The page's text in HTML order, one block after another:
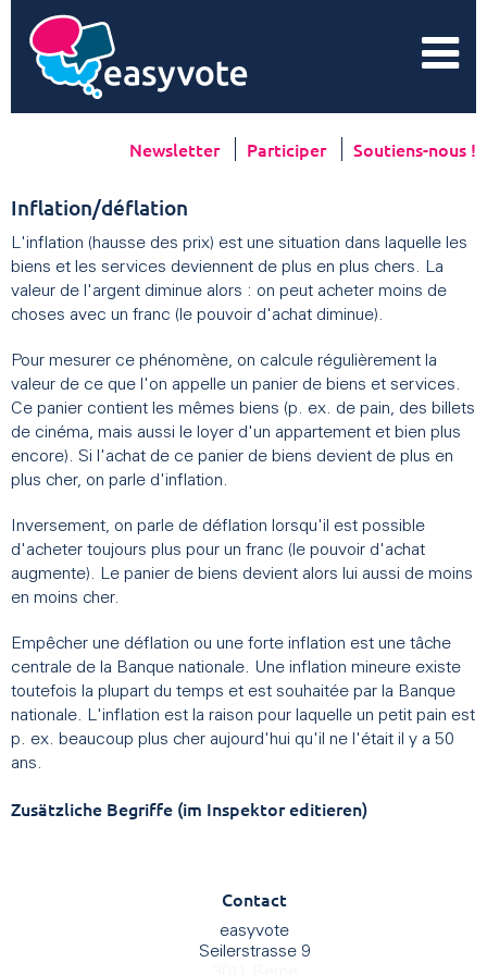
Newsletter Participer Soutiens-nous !
Inflation/déflation
L'inflation (hausse des prix) est une situation dans laquelle les
biens et les services deviennent de plus en plus chers. La
valeur de l'argent diminue alors : on peut acheter moins de
choses avec un franc (le pouvoir d'achat diminue).
Pour mesurer ce phénomène, on calcule régulièrement la
valeur de ce que l'on appelle un panier de biens et services.
Ce panier contient les mêmes biens (p. ex. de pain, des billets
de cinéma, mais aussi le loyer d'un appartement et bien plus
encore). Si l'achat de ce panier de biens devient de plus en
plus cher, on parle d'inflation.
Inversement, on parle de déflation lorsqu'il est possible
d'acheter toujours plus pour un franc (le pouvoir d'achat
augmente). Le panier de biens devient alors lui aussi de moins
en moins cher.
Empêcher une déflation ou une forte inflation est une tâche
centrale de la Banque nationale. Une inflation mineure existe
toutefois la plupart du temps et est souhaitée par la Banque
nationale. L'inflation est la raison pour laquelle un petit pain est
p. ex. beaucoup plus cher aujourd'hui qu'il ne l'était il y a 50
ans.
Zusätzliche Begriffe (im Inspektor editieren)
Contact
easyvote
Seilerstrasse 9